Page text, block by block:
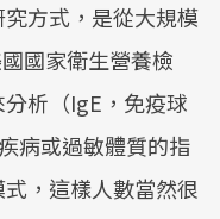
方式，是從大規模
國家衛生營養檢
析（IgE，免疫球
病或過敏體質的指
，這樣人數當然很